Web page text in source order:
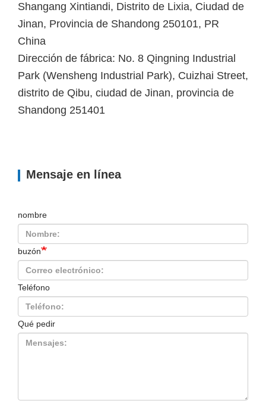
Shangang Xintiandi, Distrito de Lixia, Ciudad de
Jinan, Provincia de Shandong 250101, PR
China
Dirección de fábrica: No. 8 Qingning Industrial
Park (Wensheng Industrial Park), Cuizhai Street,
distrito de Qibu, ciudad de Jinan, provincia de
Shandong 251401
Mensaje en línea
nombre
buzón
Teléfono
Qué pedir